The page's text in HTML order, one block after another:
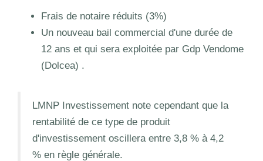
Frais de notaire réduits (3%)
Un nouveau bail commercial d'une durée de
12 ans et qui sera exploitée par Gdp Vendome
(Dolcea) .
LMNP Investissement note cependant que la
rentabilité de ce type de produit
d'investissement oscillera entre 3,8 % à 4,2
% en règle générale.